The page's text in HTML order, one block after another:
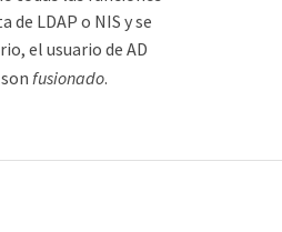
de LDAP o NIS y se
el usuario de AD
fusionado.